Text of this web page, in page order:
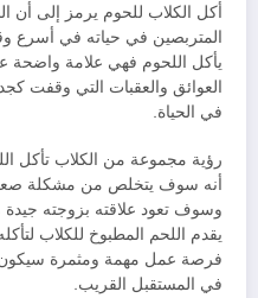
أكل الكلاب للحوم يرمز إلى أن
المتربصين في حياته في أسرع
يأكل اللحوم فهي علامة
العوائق والعقبات التي وقفت
في الحياة.
رؤية مجموعة من الكلاب تأكل
أنه سوف يتخلص من مشكلة
وسوف تعود علاقته بزوجته
يقدم اللحم المطبوخ للكلاب
فرصة عمل مهمة ومثمرة سيكون
في المستقبل القريب.